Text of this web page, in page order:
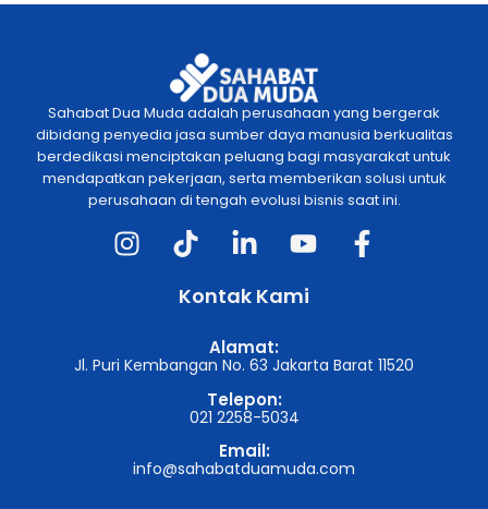
Sahabat Dua Muda adalah perusahaan yang bergerak
dibidang penyedia jasa sumber daya manusia berkualitas
berdedikasi menciptakan peluang bagi masyarakat untuk
mendapatkan pekerjaan, serta memberikan solusi untuk
perusahaan di tengah evolusi bisnis saat ini.
Kontak Kami
Alamat:
Jl. Puri Kembangan No. 63 Jakarta Barat 11520
Telepon:
021 2258-5034
Email:
info@sahabatduamuda.com